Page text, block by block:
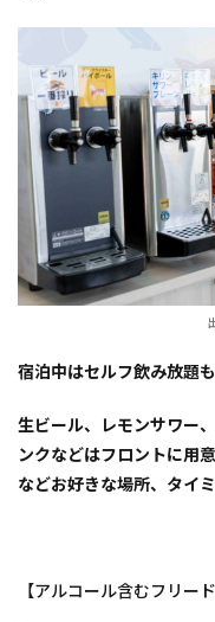
宿泊中はセルフ飲み放題
生ビール、レモンサワー
ンクなどはフロントに用
などお好きな場所、タイ
【アルコール含むフリー